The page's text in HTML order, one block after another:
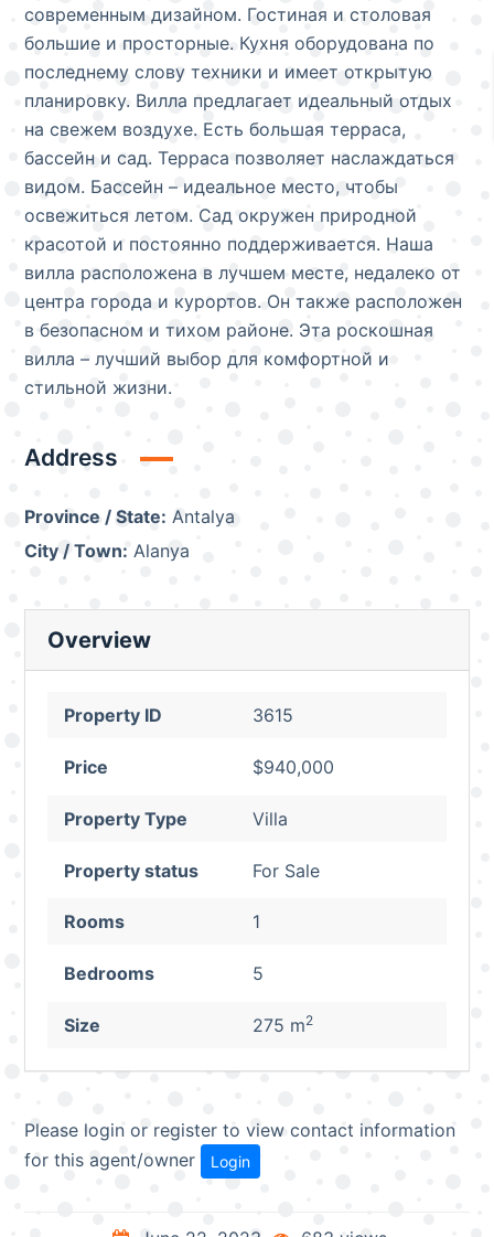
современным дизайном. Гостиная и столовая
большие и просторные. Кухня оборудована по
последнему слову техники и имеет открытую
планировку. Вилла предлагает идеальный отдых
на свежем воздухе. Есть большая терраса,
бассейн и сад. Терраса позволяет наслаждаться
видом. Бассейн – идеальное место, чтобы
освежиться летом. Сад окружен природной
красотой и постоянно поддерживается. Наша
вилла расположена в лучшем месте, недалеко от
центра города и курортов. Он также расположен
в безопасном и тихом районе. Эта роскошная
вилла – лучший выбор для комфортной и
стильной жизни.
Address
Province / State: Antalya
City / Town: Alanya
Overview
Property ID 3615
Price $940,000
Property Type Villa
Property status For Sale
Rooms 1
Bedrooms 5
Size 275 m2
Please login or register to view contact information
for this agent/owner
Login